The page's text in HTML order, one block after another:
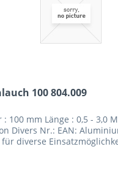
100 804.009
: 100 mm Länge : 0,5 - 3,0
Divers Nr.: EAN:
diverse